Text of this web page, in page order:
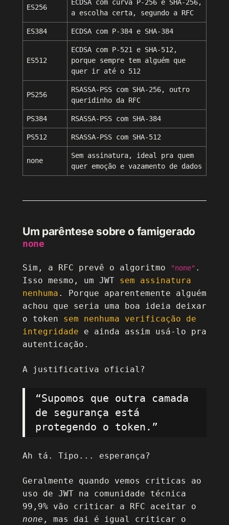
ES256
ECDSA com curva P-256 e SHA-256,
a escolha certa, segundo a RFC
ES384 ECDSA com P-384 e SHA-384
ES512
ECDSA com P-521 e SHA-512,
porque sempre tem alguém que
quer ir até o 512
PS256
RSASSA-PSS com SHA-256, outro
queridinho da RFC
PS384 RSASSA-PSS com SHA-384
PS512 RSASSA-PSS com SHA-512
none
Sem assinatura, ideal pra quem
quer emoção e vazamento de dados
Um parêntese sobre o famigerado
none
Sim, a RFC prevê o algoritmo "none" .
Isso mesmo, um JWT sem assinatura
nenhuma . Porque aparentemente alguém
achou que seria uma boa ideia deixar
o token sem nenhuma verificação de
integridade e ainda assim usá-lo pra
autenticação.
A justificativa oficial?
“Supomos que outra camada
de segurança está
protegendo o token.”
Ah tá. Tipo... esperança?
Geralmente quando vemos criticas ao
uso de JWT na comunidade técnica
99,9% vão criticar a RFC aceitar o
none , mas dai é igual criticar o